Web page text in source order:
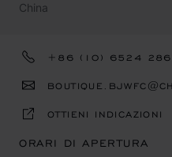
China
+86 (10) 6524
OTTIENI INDICAZIONI
ORARI DI APERTURA